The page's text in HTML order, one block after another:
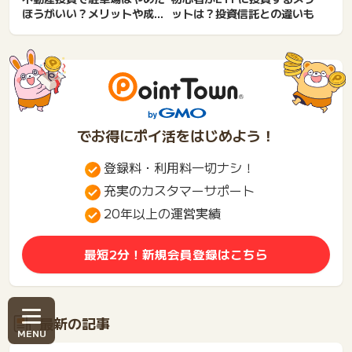
ほうがいい？メリットや成功
ットは？投資信託との違いも
でお得にポイ活をはじめよう！
登録料・利用料一切ナシ！
充実のカスタマーサポート
20年以上の運営実績
最短2分！新規会員登録はこちら
最新の記事